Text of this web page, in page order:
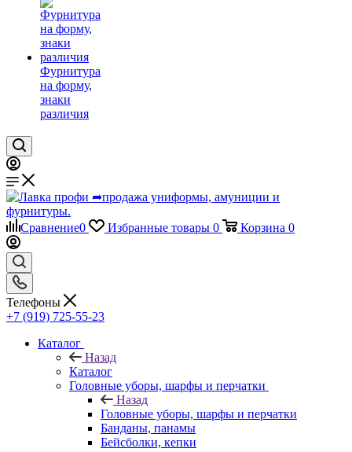
Фурнитура
на форму,
знаки
различия
Сравнение0 Избранные товары 0 Корзина 0
Телефоны
+7 (919) 725-55-23
Каталог
Назад
Каталог
Головные уборы, шарфы и перчатки
Назад
Головные уборы, шарфы и перчатки
Банданы, панамы
Бейсболки, кепки